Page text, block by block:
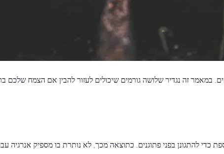
במאמר זה נגדיר שלושה גורמים שיכולים לעזור להבין אם הצמח שלכם
כדי להתגונן בפני פתוגנים. כתוצאה מכך, לא נותרת בו מספיק אנרגיה